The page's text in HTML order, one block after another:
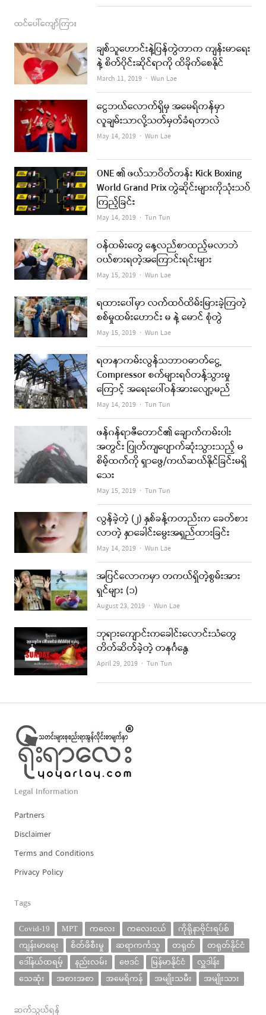
ထင်ပေါ်ကျော်ကြား
ချစ်သူဟောင်းနဲ့ပြန်တွဲတာက ကျန်းမာရေး
နဲ့ စိတ်ပိုင်းဆိုင်ရာကို ထိခိုက်စေနိုင်
March 11, 2019 Author
Wun Lae
ငွေဘယ်လောက်ရှိမှ အမေရိကန်မှာ
လူချမ်းသာလို့သတ်မှတ်ခံရတာလဲ
May 14, 2019 Author
Wun Lae
ONE ၏ ဖယ်သာဝိတ်တန်း Kick Boxing
World Grand Prix တွဲဆိုင်းများကိုသုံးသပ်
ကြည့်ခြင်း
May 14, 2019 Author
Tun Tun
ဝန်ထမ်းတွေ နေ့လည်စာထည့်မလာဘဲ
ဝယ်စားရတဲ့အကြောင်းရင်းများ
May 15, 2019 Author
Wun Lae
ရထားပေါ်မှာ လက်ထပ်ထိမ်းမြားခဲ့ကြတဲ့
စစ်မှုထမ်းဟောင်း မ နဲ့ မောင် စုံတွဲ
May 15, 2019 Author
Wun Lae
ရတနာကမ်းလွန်သဘာဝဓာတ်ငွေ့
Compressor စက်များရပ်တန့်သွားမှု
ကြောင့် အရေးပေါ်ဝန်အားလျော့မည်
May 14, 2019 Author
Tun Tun
ဖန်ဂန်ရာဇီတောင်၏ ချောက်ကမ်းပါး
အတွင်း ပြုတ်ကျပျောက်ဆုံးသွားသည့် မ
စိမ့်ထက်ကို ရှာဖွေ/ကယ်ဆယ်နိုင်ခြင်းမရှိ
သေး
May 15, 2019 Author
Tun Tun
လွန်ခဲ့တဲ့ (၂) နှစ်ခန့်ကတည်းက ခေတ်စား
လာတဲ့ နှာခေါင်းမွေးအရှည်ထားခြင်း
May 14, 2019 Author
Wun Lae
အပြင်လောကမှာ တကယ်ရှိတဲ့စွမ်းအား
ရှင်များ (၁)
August 23, 2019 Author
Wun Lae
ဘုရားကျောင်းကခေါင်းလောင်းသံတွေ
တိတ်ဆိတ်ခဲ့တဲ့ တနင်္ဂနွေ
April 29, 2019 Author
Tun Tun
Legal Information
Partners
Disclaimer
Terms and Conditions
Privacy Policy
Tags
Covid-19 MPT ကလေး ကလေးငယ်
ကိုရိုနာဗိုင်းရပ်စ်
ကျန်းမာရေး
စိတ်ဖိစီးမှု ဆရာကင်္ကသူ တရုတ်
တရုတ်နိုင်ငံ
ဒေါ်နယ်ထရမ့်
နည်းလမ်း ဗေဒင် မြန်မာနိုင်ငံ
လှူဒါန်း
သေဆုံး
အစားအစာ အမေရိကန် အမျိုးသမီး အမျိုးသား
ဆက်သွယ်ရန်